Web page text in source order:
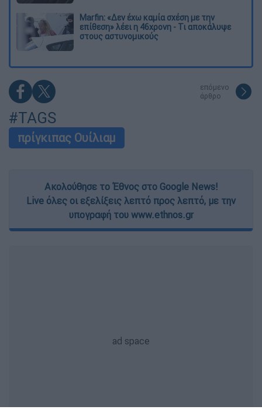
Marfin: «Δεν έχω καμία σχέση με την
επίθεση» λέει η 46χρονη - Τι αποκάλυψε
στους αστυνομικούς
επόμενο
άρθρο
#TAGS
πρίγκιπας Ουίλιαμ
Ακολούθησε το Έθνος στο Google News!
Live όλες οι εξελίξεις λεπτό προς λεπτό, με την
υπογραφή του www.ethnos.gr